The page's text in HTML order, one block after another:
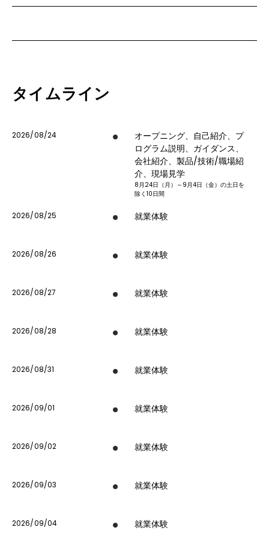
タイムライン
2026/08/24
オープニング、自己紹介、プ
ログラム説明、ガイダンス、
会社紹介、製品/技術/職場紹
介、現場見学
8月24日（月）～9月4日（金）の土日を
除く10日間
2026/08/25 就業体験
2026/08/26 就業体験
2026/08/27 就業体験
2026/08/28 就業体験
2026/08/31 就業体験
2026/09/01 就業体験
2026/09/02 就業体験
2026/09/03 就業体験
2026/09/04 就業体験